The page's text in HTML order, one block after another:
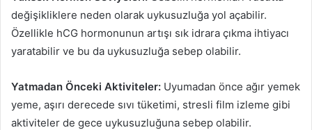
değişikliklere neden olarak uykusuzluğa yol açabilir.
Özellikle hCG hormonunun artışı sık idrara çıkma ihtiyacı
yaratabilir ve bu da uykusuzluğa sebep olabilir.
Yatmadan Önceki Aktiviteler: Uyumadan önce ağır yemek
yeme, aşırı derecede sıvı tüketimi, stresli film izleme gibi
aktiviteler de gece uykusuzluğuna sebep olabilir.